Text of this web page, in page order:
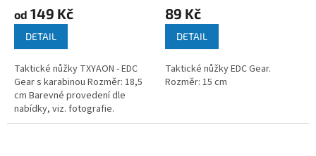
od 149 Kč
DETAIL
Taktické nůžky TXYAON - EDC
Gear s karabinou Rozměr: 18,5
cm Barevné provedení dle
nabídky, viz. fotografie.
89 Kč
DETAIL
Taktické nůžky EDC Gear.
Rozměr: 15 cm